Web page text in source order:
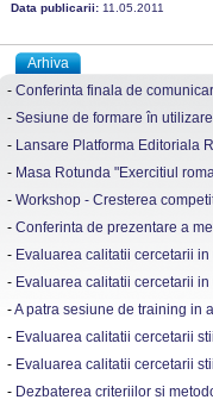
Data publicarii: 11.05.2011
Arhiva
- Conferinta finala de
- Sesiune de formare în
- Lansare Platforma Editoriala
- Masa Rotunda "Exercitiul
- Workshop - Cresterea
- Conferinta de prezentare a
- Evaluarea calitatii cercetarii
- Evaluarea calitatii cercetarii
-A patra sesiune de training in
- Evaluarea calitatii cercetarii
- Evaluarea calitatii cercetarii
- Dezbaterea criteriilor si